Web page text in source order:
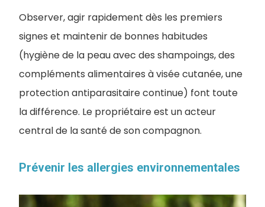
Observer, agir rapidement dès les premiers
signes et maintenir de bonnes habitudes
(hygiène de la peau avec des shampoings, des
compléments alimentaires à visée cutanée, une
protection antiparasitaire continue) font toute
la différence. Le propriétaire est un acteur
central de la santé de son compagnon.
Prévenir les allergies environnementales